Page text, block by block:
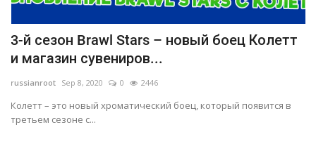
3-й сезон Brawl Stars – новый боец Колетт
и магазин сувениров...
russianroot Sep 8, 2020 0 2446
Колетт – это новый хроматический боец, который появится в
третьем сезоне с...